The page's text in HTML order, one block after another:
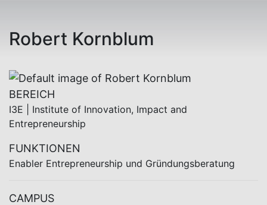
Robert Kornblum
BEREICH
I3E | Institute of Innovation, Impact and
Entrepreneurship
FUNKTIONEN
Enabler Entrepreneurship und Gründungsberatung
CAMPUS